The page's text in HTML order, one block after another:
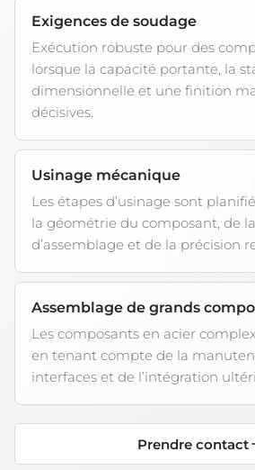
Exigences de soudage
Exécution robuste pour des
lorsque la capacité portante, la
dimensionnelle et une finition
décisives.
Usinage mécanique
Les étapes d’usinage sont
la géométrie du composant, de
d’assemblage et de la précision
Assemblage de grands
Les composants en acier
en tenant compte de la
interfaces et de l’intégration
Prendre contact